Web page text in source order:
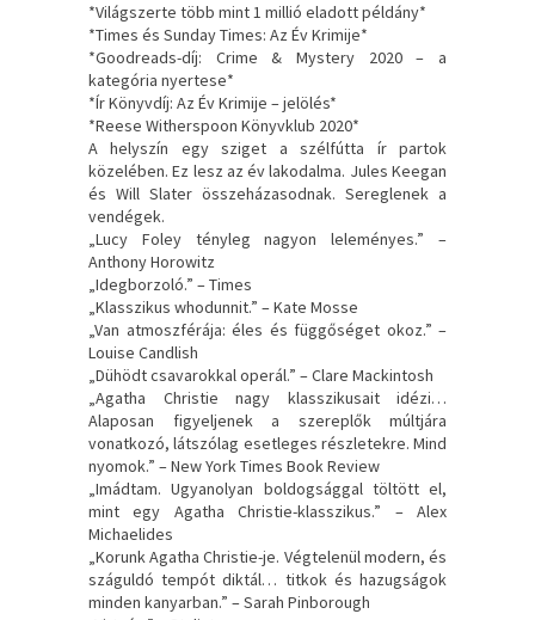
*Világszerte több mint 1 millió eladott példány*
*Times és Sunday Times: Az Év Krimije*
*Goodreads-díj: Crime & Mystery 2020 – a
kategória nyertese*
*Ír Könyvdíj: Az Év Krimije – jelölés*
*Reese Witherspoon Könyvklub 2020*
A helyszín egy sziget a szélfútta ír partok
közelében. Ez lesz az év lakodalma. Jules Keegan
és Will Slater összeházasodnak. Sereglenek a
vendégek.
„Lucy Foley tényleg nagyon leleményes.” –
Anthony Horowitz
„Idegborzoló.” – Times
„Klasszikus whodunnit.” – Kate Mosse
„Van atmoszférája: éles és függőséget okoz.” –
Louise Candlish
„Dühödt csavarokkal operál.” – Clare Mackintosh
„Agatha Christie nagy klasszikusait idézi…
Alaposan figyeljenek a szereplők múltjára
vonatkozó, látszólag esetleges részletekre. Mind
nyomok.” – New York Times Book Review
„Imádtam. Ugyanolyan boldogsággal töltött el,
mint egy Agatha Christie-klasszikus.” – Alex
Michaelides
„Korunk Agatha Christie-je. Végtelenül modern, és
száguldó tempót diktál… titkok és hazugságok
minden kanyarban.” – Sarah Pinborough